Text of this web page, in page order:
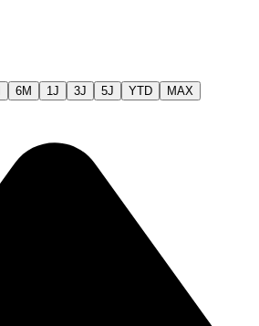
6M 1J 3J 5J YTD MAX